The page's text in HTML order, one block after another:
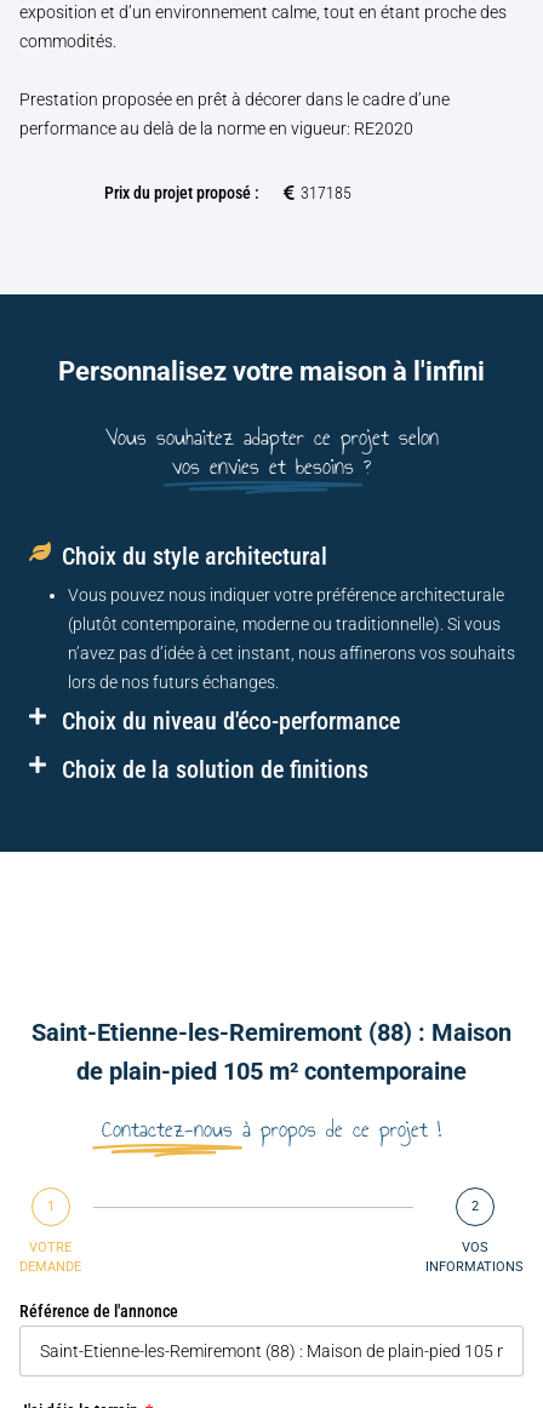
exposition et d’un environnement calme, tout en étant proche des
commodités.
Prestation proposée en prêt à décorer dans le cadre d’une
performance au delà de la norme en vigueur: RE2020
Prix du projet proposé : 317185
Personnalisez votre maison à l'infini
Vous souhaitez adapter ce projet selon
vos envies et besoins ?
Choix du style architectural
Vous pouvez nous indiquer votre préférence architecturale
(plutôt contemporaine, moderne ou traditionnelle). Si vous
n’avez pas d’idée à cet instant, nous affinerons vos souhaits
lors de nos futurs échanges.
Choix du niveau d'éco-performance
Choix de la solution de finitions
Saint-Etienne-les-Remiremont (88) : Maison
de plain-pied 105 m² contemporaine
Contactez-nous à propos de ce projet !
1
VOTRE
DEMANDE
2
VOS
INFORMATIONS
Référence de l'annonce